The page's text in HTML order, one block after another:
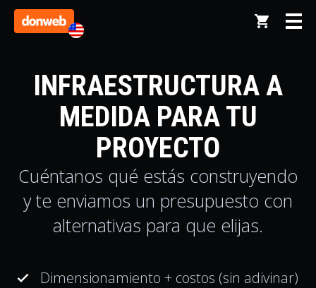
INFRAESTRUCTURA A
MEDIDA PARA TU
PROYECTO
Cuéntanos qué estás construyendo
y te enviamos un presupuesto con
alternativas para que elijas.
done Dimensionamiento + costos (sin adivinar)